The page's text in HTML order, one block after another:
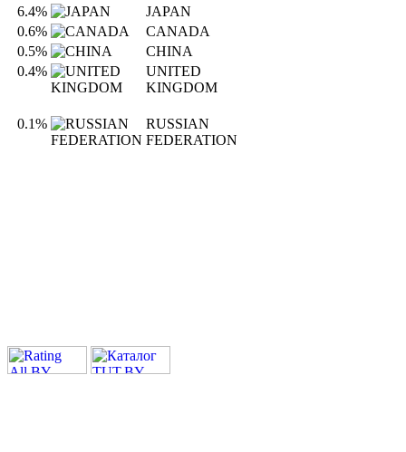
6.4%
JAPAN
0.6%
CANADA
0.5%
CHINA
0.4%
UNITED
KINGDOM
0.1%
RUSSIAN
FEDERATION